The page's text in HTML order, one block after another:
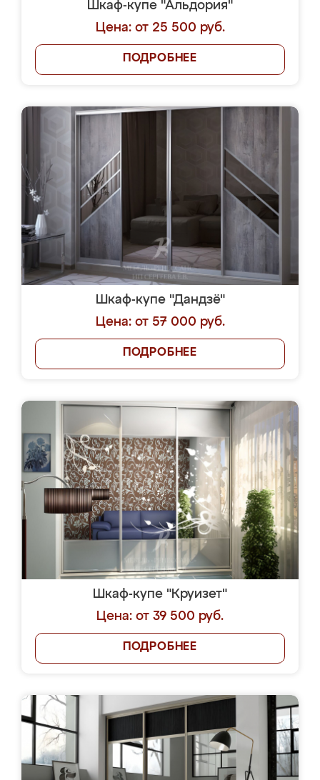
Шкаф-купе "Альдория"
Цена: от 25 500 руб.
ПОДРОБНЕЕ
Шкаф-купе "Дандзё"
Цена: от 57 000 руб.
ПОДРОБНЕЕ
Шкаф-купе "Круизет"
Цена: от 39 500 руб.
ПОДРОБНЕЕ